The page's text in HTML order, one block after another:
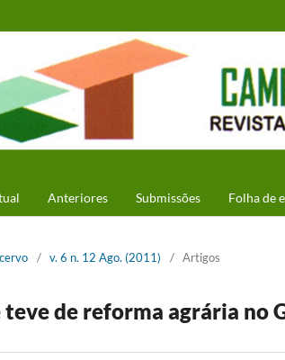
Anteriores Submissões Folha de
/ v. 6 n. 12 Ago. (2011) / Artigos
teve de reforma agrária no